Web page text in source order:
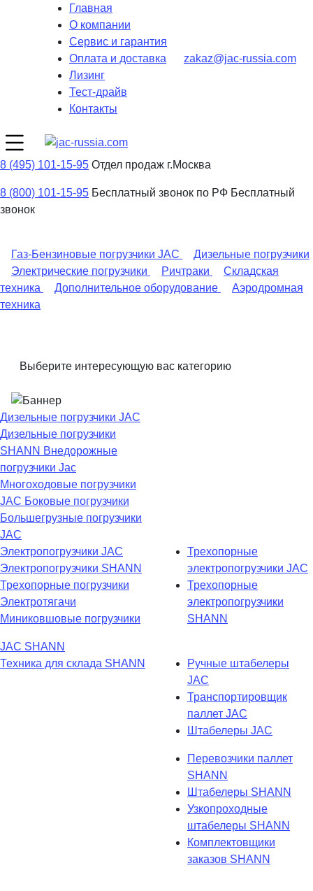
Главная
О компании
Сервис и гарантия
Оплата и доставка
Лизинг
Тест-драйв
Контакты
zakaz@jac-russia.com
8 (495) 101-15-95 Отдел продаж г.Москва
8 (800) 101-15-95 Бесплатный звонок по РФ Бесплатный
звонок
Газ-Бензиновые погрузчики JAC
Дизельные погрузчики
Электрические погрузчики
Ричтраки
Складская
техника
Дополнительное оборудование
Аэродромная
техника
Выберите интересующую вас категорию
Дизельные погрузчики JAC
Дизельные погрузчики
SHANN Внедорожные
погрузчики Jac
Многоходовые погрузчики
JAC Боковые погрузчики
Большегрузные погрузчики
JAC
Электропогрузчики JAC
Электропогрузчики SHANN
Трехопорные погрузчики
Электротягачи
Миниковшовые погрузчики
Трехопорные
электропогрузчики JAC
Трехопорные
электропогрузчики
SHANN
JAC SHANN
Техника для склада SHANN
Ручные штабелеры
JAC
Транспортировщик
паллет JAC
Штабелеры JAC
Перевозчики паллет
SHANN
Штабелеры SHANN
Узкопроходные
штабелеры SHANN
Комплектовщики
заказов SHANN